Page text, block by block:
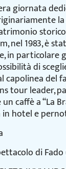
giornata
la
nel 1983, è
in particolare
di
capolinea del
tour leader,
caffè a “La
in hotel e
di